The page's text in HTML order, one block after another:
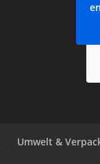
Umwelt &